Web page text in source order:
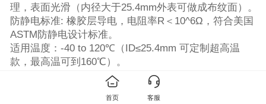
理，表面光滑（内径大于25.4mm外表可做成布纹面）。
防静电标准: 橡胶层导电，电阻率R＜10^6Ω，符合美国
ASTM防静电设计标准。
适用温度：-40 to 120℃（ID≤25.4mm 可定制超高温
款，最高温可到160℃）。
技术标准：BS EN ISO 6134, ROHS
注意：不可用于石油类介质。
首页 客服